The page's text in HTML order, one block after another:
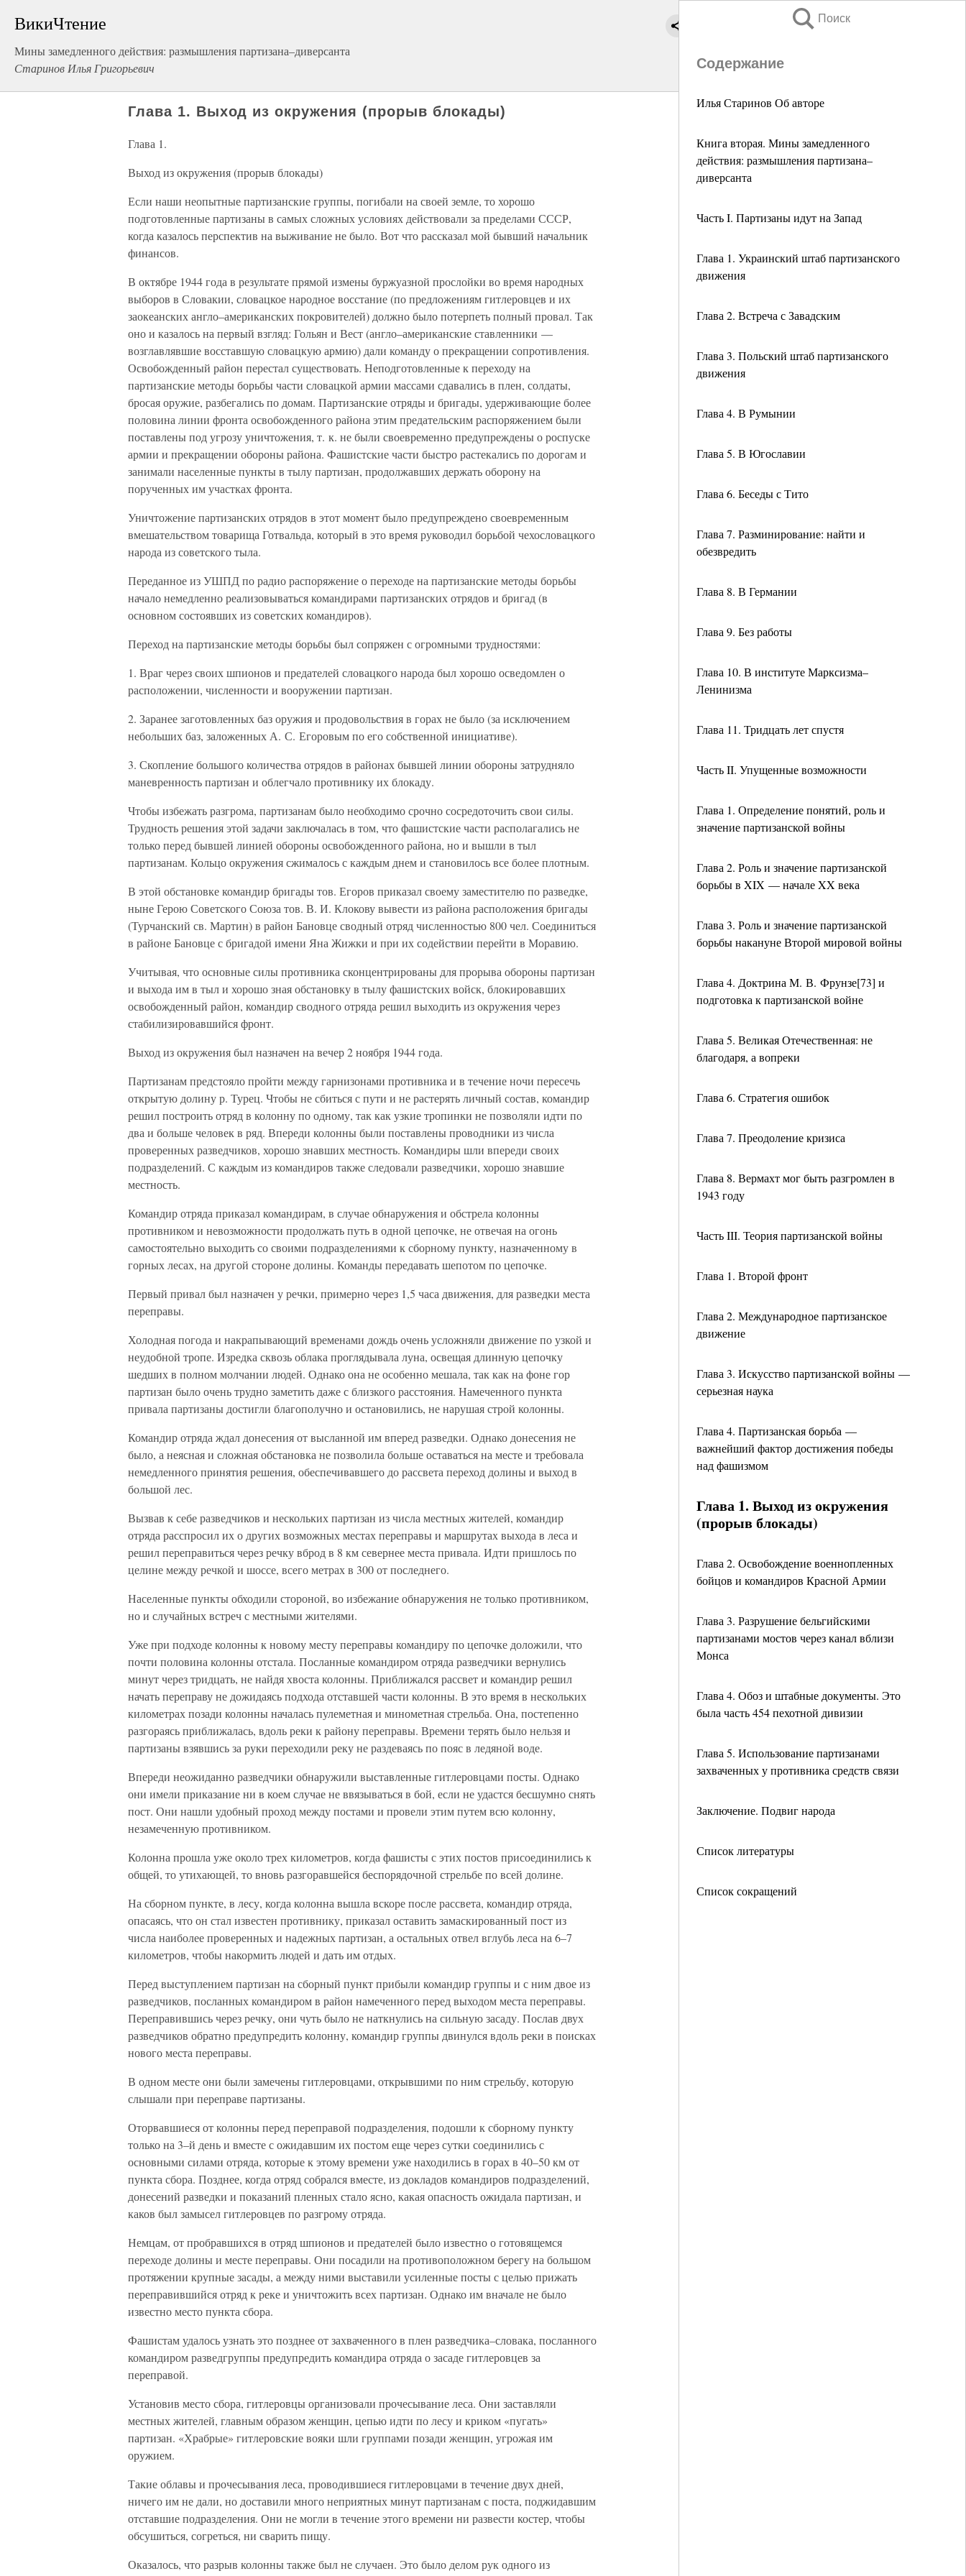
ВикиЧтение
Мины замедленного действия: размышления партизана–диверсанта
Старинов Илья Григорьевич
Поиск
Содержание
Илья Старинов Об авторе
Книга вторая. Мины замедленного
действия: размышления партизана–
диверсанта
Часть I. Партизаны идут на Запад
Глава 1. Украинский штаб партизанского
движения
Глава 2. Встреча с Завадским
Глава 3. Польский штаб партизанского
движения
Глава 4. В Румынии
Глава 5. В Югославии
Глава 6. Беседы с Тито
Глава 7. Разминирование: найти и
обезвредить
Глава 8. В Германии
Глава 9. Без работы
Глава 10. В институте Марксизма–
Ленинизма
Глава 11. Тридцать лет спустя
Часть II. Упущенные возможности
Глава 1. Определение понятий, роль и
значение партизанской войны
Глава 2. Роль и значение партизанской
борьбы в XIX — начале XX века
Глава 3. Роль и значение партизанской
борьбы накануне Второй мировой войны
Глава 4. Доктрина М. В. Фрунзе[73] и
подготовка к партизанской войне
Глава 5. Великая Отечественная: не
благодаря, а вопреки
Глава 6. Стратегия ошибок
Глава 7. Преодоление кризиса
Глава 8. Вермахт мог быть разгромлен в
1943 году
Часть III. Теория партизанской войны
Глава 1. Второй фронт
Глава 2. Международное партизанское
движение
Глава 3. Искусство партизанской войны —
серьезная наука
Глава 4. Партизанская борьба —
важнейший фактор достижения победы
над фашизмом
Глава 1. Выход из окружения
(прорыв блокады)
Глава 2. Освобождение военнопленных
бойцов и командиров Красной Армии
Глава 3. Разрушение бельгийскими
партизанами мостов через канал вблизи
Монса
Глава 4. Обоз и штабные документы. Это
была часть 454 пехотной дивизии
Глава 5. Использование партизанами
захваченных у противника средств связи
Заключение. Подвиг народа
Список литературы
Список сокращений
Глава 1. Выход из окружения (прорыв блокады)
Глава 1.
Выход из окружения (прорыв блокады)
Если наши неопытные партизанские группы, погибали на своей земле, то хорошо
подготовленные партизаны в самых сложных условиях действовали за пределами СССР,
когда казалось перспектив на выживание не было. Вот что рассказал мой бывший начальник
финансов.
В октябре 1944 года в результате прямой измены буржуазной прослойки во время народных
выборов в Словакии, словацкое народное восстание (по предложениям гитлеровцев и их
заокеанских англо–американских покровителей) должно было потерпеть полный провал. Так
оно и казалось на первый взгляд: Гольян и Вест (англо–американские ставленники —
возглавлявшие восставшую словацкую армию) дали команду о прекращении сопротивления.
Освобожденный район перестал существовать. Неподготовленные к переходу на
партизанские методы борьбы части словацкой армии массами сдавались в плен, солдаты,
бросая оружие, разбегались по домам. Партизанские отряды и бригады, удерживающие более
половина линии фронта освобожденного района этим предательским распоряжением были
поставлены под угрозу уничтожения, т. к. не были своевременно предупреждены о роспуске
армии и прекращении обороны района. Фашистские части быстро растекались по дорогам и
занимали населенные пункты в тылу партизан, продолжавших держать оборону на
порученных им участках фронта.
Уничтожение партизанских отрядов в этот момент было предупреждено своевременным
вмешательством товарища Готвальда, который в это время руководил борьбой чехословацкого
народа из советского тыла.
Переданное из УШПД по радио распоряжение о переходе на партизанские методы борьбы
начало немедленно реализовываться командирами партизанских отрядов и бригад (в
основном состоявших из советских командиров).
Переход на партизанские методы борьбы был сопряжен с огромными трудностями:
1. Враг через своих шпионов и предателей словацкого народа был хорошо осведомлен о
расположении, численности и вооружении партизан.
2. Заранее заготовленных баз оружия и продовольствия в горах не было (за исключением
небольших баз, заложенных А. С. Егоровым по его собственной инициативе).
3. Скопление большого количества отрядов в районах бывшей линии обороны затрудняло
маневренность партизан и облегчало противнику их блокаду.
Чтобы избежать разгрома, партизанам было необходимо срочно сосредоточить свои силы.
Трудность решения этой задачи заключалась в том, что фашистские части располагались не
только перед бывшей линией обороны освобожденного района, но и вышли в тыл
партизанам. Кольцо окружения сжималось с каждым днем и становилось все более плотным.
В этой обстановке командир бригады тов. Егоров приказал своему заместителю по разведке,
ныне Герою Советского Союза тов. В. И. Клокову вывести из района расположения бригады
(Турчанский св. Мартин) в район Бановце сводный отряд численностью 800 чел. Соединиться
в районе Бановце с бригадой имени Яна Жижки и при их содействии перейти в Моравию.
Учитывая, что основные силы противника сконцентрированы для прорыва обороны партизан
и выхода им в тыл и хорошо зная обстановку в тылу фашистских войск, блокировавших
освобожденный район, командир сводного отряда решил выходить из окружения через
стабилизировавшийся фронт.
Выход из окружения был назначен на вечер 2 ноября 1944 года.
Партизанам предстояло пройти между гарнизонами противника и в течение ночи пересечь
открытую долину р. Турец. Чтобы не сбиться с пути и не растерять личный состав, командир
решил построить отряд в колонну по одному, так как узкие тропинки не позволяли идти по
два и больше человек в ряд. Впереди колонны были поставлены проводники из числа
проверенных разведчиков, хорошо знавших местность. Командиры шли впереди своих
подразделений. С каждым из командиров также следовали разведчики, хорошо знавшие
местность.
Командир отряда приказал командирам, в случае обнаружения и обстрела колонны
противником и невозможности продолжать путь в одной цепочке, не отвечая на огонь
самостоятельно выходить со своими подразделениями к сборному пункту, назначенному в
горных лесах, на другой стороне долины. Команды передавать шепотом по цепочке.
Первый привал был назначен у речки, примерно через 1,5 часа движения, для разведки места
переправы.
Холодная погода и накрапывающий временами дождь очень усложняли движение по узкой и
неудобной тропе. Изредка сквозь облака проглядывала луна, освещая длинную цепочку
шедших в полном молчании людей. Однако она не особенно мешала, так как на фоне гор
партизан было очень трудно заметить даже с близкого расстояния. Намеченного пункта
привала партизаны достигли благополучно и остановились, не нарушая строй колонны.
Командир отряда ждал донесения от высланной им вперед разведки. Однако донесения не
было, а неясная и сложная обстановка не позволила больше оставаться на месте и требовала
немедленного принятия решения, обеспечивавшего до рассвета переход долины и выход в
большой лес.
Вызвав к себе разведчиков и нескольких партизан из числа местных жителей, командир
отряда расспросил их о других возможных местах переправы и маршрутах выхода в леса и
решил переправиться через речку вброд в 8 км севернее места привала. Идти пришлось по
целине между речкой и шоссе, всего метрах в 300 от последнего.
Населенные пункты обходили стороной, во избежание обнаружения не только противником,
но и случайных встреч с местными жителями.
Уже при подходе колонны к новому месту переправы командиру по цепочке доложили, что
почти половина колонны отстала. Посланные командиром отряда разведчики вернулись
минут через тридцать, не найдя хвоста колонны. Приближался рассвет и командир решил
начать переправу не дожидаясь подхода отставшей части колонны. В это время в нескольких
километрах позади колонны началась пулеметная и минометная стрельба. Она, постепенно
разгораясь приближалась, вдоль реки к району переправы. Времени терять было нельзя и
партизаны взявшись за руки переходили реку не раздеваясь по пояс в ледяной воде.
Впереди неожиданно разведчики обнаружили выставленные гитлеровцами посты. Однако
они имели приказание ни в коем случае не ввязываться в бой, если не удастся бесшумно снять
пост. Они нашли удобный проход между постами и провели этим путем всю колонну,
незамеченную противником.
Колонна прошла уже около трех километров, когда фашисты с этих постов присоединились к
общей, то утихающей, то вновь разгоравшейся беспорядочной стрельбе по всей долине.
На сборном пункте, в лесу, когда колонна вышла вскоре после рассвета, командир отряда,
опасаясь, что он стал известен противнику, приказал оставить замаскированный пост из
числа наиболее проверенных и надежных партизан, а остальных отвел вглубь леса на 6–7
километров, чтобы накормить людей и дать им отдых.
Перед выступлением партизан на сборный пункт прибыли командир группы и с ним двое из
разведчиков, посланных командиром в район намеченного перед выходом места переправы.
Переправившись через речку, они чуть было не наткнулись на сильную засаду. Послав двух
разведчиков обратно предупредить колонну, командир группы двинулся вдоль реки в поисках
нового места переправы.
В одном месте они были замечены гитлеровцами, открывшими по ним стрельбу, которую
слышали при переправе партизаны.
Оторвавшиеся от колонны перед переправой подразделения, подошли к сборному пункту
только на 3–й день и вместе с ожидавшим их постом еще через сутки соединились с
основными силами отряда, которые к этому времени уже находились в горах в 40–50 км от
пункта сбора. Позднее, когда отряд собрался вместе, из докладов командиров подразделений,
донесений разведки и показаний пленных стало ясно, какая опасность ожидала партизан, и
каков был замысел гитлеровцев по разгрому отряда.
Немцам, от пробравшихся в отряд шпионов и предателей было известно о готовящемся
переходе долины и месте переправы. Они посадили на противоположном берегу на большом
протяжении крупные засады, а между ними выставили усиленные посты с целью прижать
переправившийся отряд к реке и уничтожить всех партизан. Однако им вначале не было
известно место пункта сбора.
Фашистам удалось узнать это позднее от захваченного в плен разведчика–словака, посланного
командиром разведгруппы предупредить командира отряда о засаде гитлеровцев за
переправой.
Установив место сбора, гитлеровцы организовали прочесывание леса. Они заставляли
местных жителей, главным образом женщин, цепью идти по лесу и криком «пугать»
партизан. «Храбрые» гитлеровские вояки шли группами позади женщин, угрожая им
оружием.
Такие облавы и прочесывания леса, проводившиеся гитлеровцами в течение двух дней,
ничего им не дали, но доставили много неприятных минут партизанам с поста, поджидавшим
отставшие подразделения. Они не могли в течение этого времени ни развести костер, чтобы
обсушиться, согреться, ни сварить пищу.
Оказалось, что разрыв колонны также был не случаен. Это было делом рук одного из